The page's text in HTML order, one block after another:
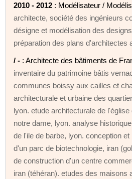
2010 - 2012 : Modélisateur /
architecte, société des ingénieurs
désigne et modélisation des
préparation des plans d'architectes
/ - : Architecte des bâtiments de
inventaire du patrimoine bâtis
communes boissy aux cailles et
architecturale et urbaine des
lyon. etude architecturale de
notre dame, lyon. analyse
de l'ile de barbe, lyon. conception
d'un parc de biotechnologie, iran
de construction d'un centre
iran (téhéran). etudes des maisons